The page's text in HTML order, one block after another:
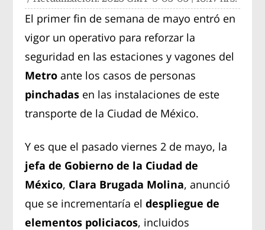
El primer fin de semana de mayo entró en
vigor un operativo para reforzar la
seguridad en las estaciones y vagones del
Metro ante los casos de personas
pinchadas en las instalaciones de este
transporte de la Ciudad de México.
Y es que el pasado viernes 2 de mayo, la
jefa de Gobierno de la Ciudad de
México, Clara Brugada Molina, anunció
que se incrementaría eldespliegue de
elementos policiacos, incluidos